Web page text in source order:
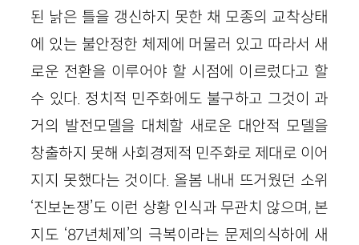
된 낡은 틀을 갱신하지 못한 채 모종의 교착상태
에 있는 불안정한 체제에 머물러 있고 따라서 새
로운 전환을 이루어야 할 시점에 이르렀다고 할
수 있다. 정치적 민주화에도 불구하고 그것이 과
거의 발전모델을 대체할 새로운 대안적 모델을
창출하지 못해 사회경제적 민주화로 제대로 이어
지지 못했다는 것이다. 올봄 내내 뜨거웠던 소위
‘진보논쟁’도 이런 상황 인식과 무관치 않으며, 본
지도 ‘87년체제’의 극복이라는 문제의식하에 새